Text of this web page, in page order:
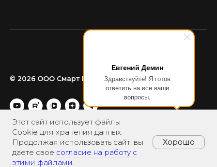
Евгений Демин
Здравствуйте! Я готов
ответить на все ваши
вопросы.
© 2026 ООО Смарт Бизнес Автоматизация
Этот сайт использует файлы
Cookie для хранения данных.
Продолжая использовать сайт, вы
даете свое согласие на работу с
этими файлами.
Хорошо
Made on Tilda